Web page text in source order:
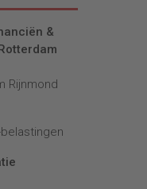
&
Rijnmond